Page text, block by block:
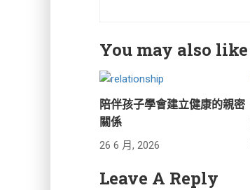
You may also like
陪伴孩子學會建立健康的親密
關係
26 6 月, 2026
Leave A Reply